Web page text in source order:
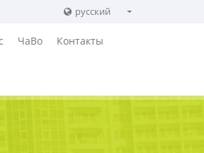
русский
ЧаВо Контакты